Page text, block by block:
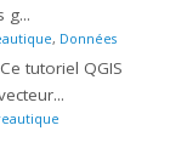
g...
, Données
Ce tutoriel QGIS